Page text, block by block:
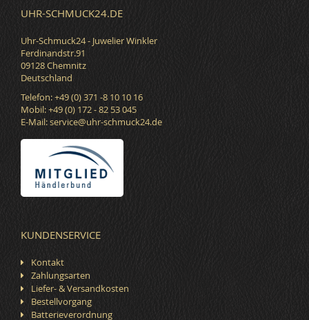
UHR-SCHMUCK24.DE
Uhr-Schmuck24 - Juwelier Winkler
Ferdinandstr.91
09128 Chemnitz
Deutschland
Telefon: +49 (0) 371 -8 10 10 16
Mobil: +49 (0) 172 - 82 53 045
E-Mail:service@uhr-schmuck24.de
KUNDENSERVICE
Kontakt
Zahlungsarten
Liefer- & Versandkosten
Bestellvorgang
Batterieverordnung